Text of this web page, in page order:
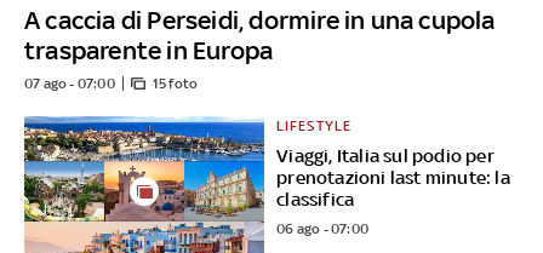
A caccia di Perseidi, dormire in una cupola
trasparente in Europa
07 ago - 07:00 15 foto
Viaggi, Italia sul podio per
prenotazioni last minute: la
classifica
LIFESTYLE
06 ago - 07:00